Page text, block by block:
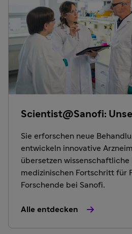
Scientist@Sanofi:
Sie erforschen neue
entwickeln innovative
übersetzen wissenschaftliche
medizinischen Fortschritt für
Forschende bei Sanofi.
Alle entdecken